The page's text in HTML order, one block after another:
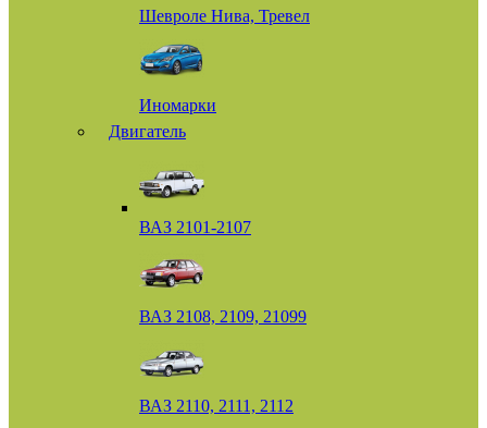
Шевроле Нива, Тревел
Иномарки
Двигатель
ВАЗ 2101-2107
ВАЗ 2108, 2109, 21099
ВАЗ 2110, 2111, 2112